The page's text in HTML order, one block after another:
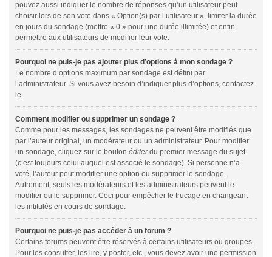
pouvez aussi indiquer le nombre de réponses qu’un utilisateur peut
choisir lors de son vote dans « Option(s) par l’utilisateur », limiter la durée
en jours du sondage (mettre « 0 » pour une durée illimitée) et enfin
permettre aux utilisateurs de modifier leur vote.
Pourquoi ne puis-je pas ajouter plus d’options à mon sondage ?
Le nombre d’options maximum par sondage est défini par
l’administrateur. Si vous avez besoin d’indiquer plus d’options, contactez-
le.
Comment modifier ou supprimer un sondage ?
Comme pour les messages, les sondages ne peuvent être modifiés que
par l’auteur original, un modérateur ou un administrateur. Pour modifier
un sondage, cliquez sur le bouton éditerdu premier message du sujet
(c’est toujours celui auquel est associé le sondage). Si personne n’a
voté, l’auteur peut modifier une option ou supprimer le sondage.
Autrement, seuls les modérateurs et les administrateurs peuvent le
modifier ou le supprimer. Ceci pour empêcher le trucage en changeant
les intitulés en cours de sondage.
Pourquoi ne puis-je pas accéder à un forum ?
Certains forums peuvent être réservés à certains utilisateurs ou groupes.
Pour les consulter, les lire, y poster, etc., vous devez avoir une permission